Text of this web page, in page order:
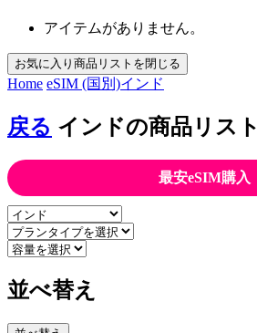
アイテムがありません。
お気に入り商品リストを閉じる
Home eSIM (国別)インド
戻る インドの商品リスト
最安eSIM購入
並べ替え